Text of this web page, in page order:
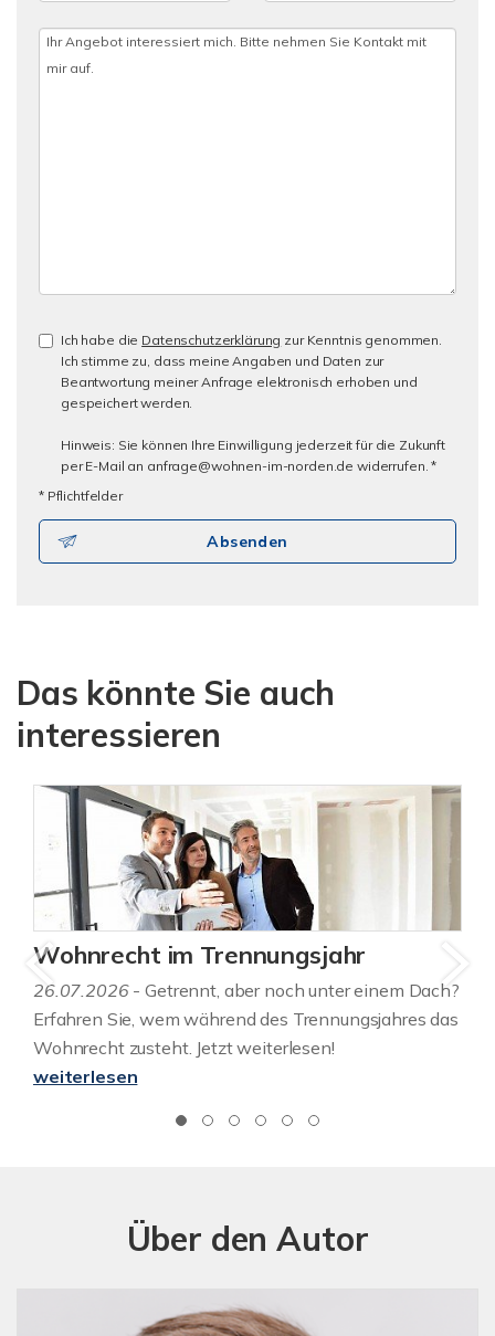
Ich habe die Datenschutzerklärung zur Kenntnis genommen.
Ich stimme zu, dass meine Angaben und Daten zur
Beantwortung meiner Anfrage elektronisch erhoben und
gespeichert werden.
Hinweis: Sie können Ihre Einwilligung jederzeit für die Zukunft
per E-Mail an anfrage@wohnen-im-norden.de widerrufen. *
* Pflichtfelder
Absenden
Das könnte Sie auch
interessieren
Wohnrecht im Trennungsjahr
26.07.2026- Getrennt, aber noch unter einem Dach?
Erfahren Sie, wem während des Trennungsjahres das
Wohnrecht zusteht. Jetzt weiterlesen!
weiterlesen
Über den Autor